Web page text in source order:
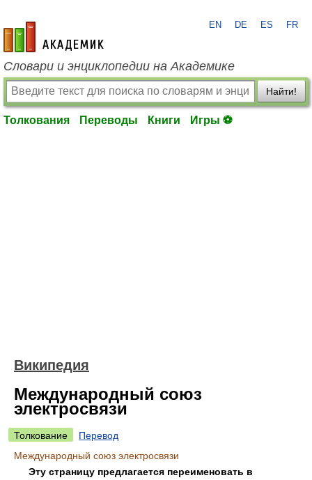
academic.ru
EN DE ES FR
Словари и энциклопедии на Академике
Найти!
Толкования Переводы Книги Игры ⚽
Википедия
Международный союз
электросвязи
Толкование
Перевод
Международный союз электросвязи
Эту страницу предлагается переименовать в